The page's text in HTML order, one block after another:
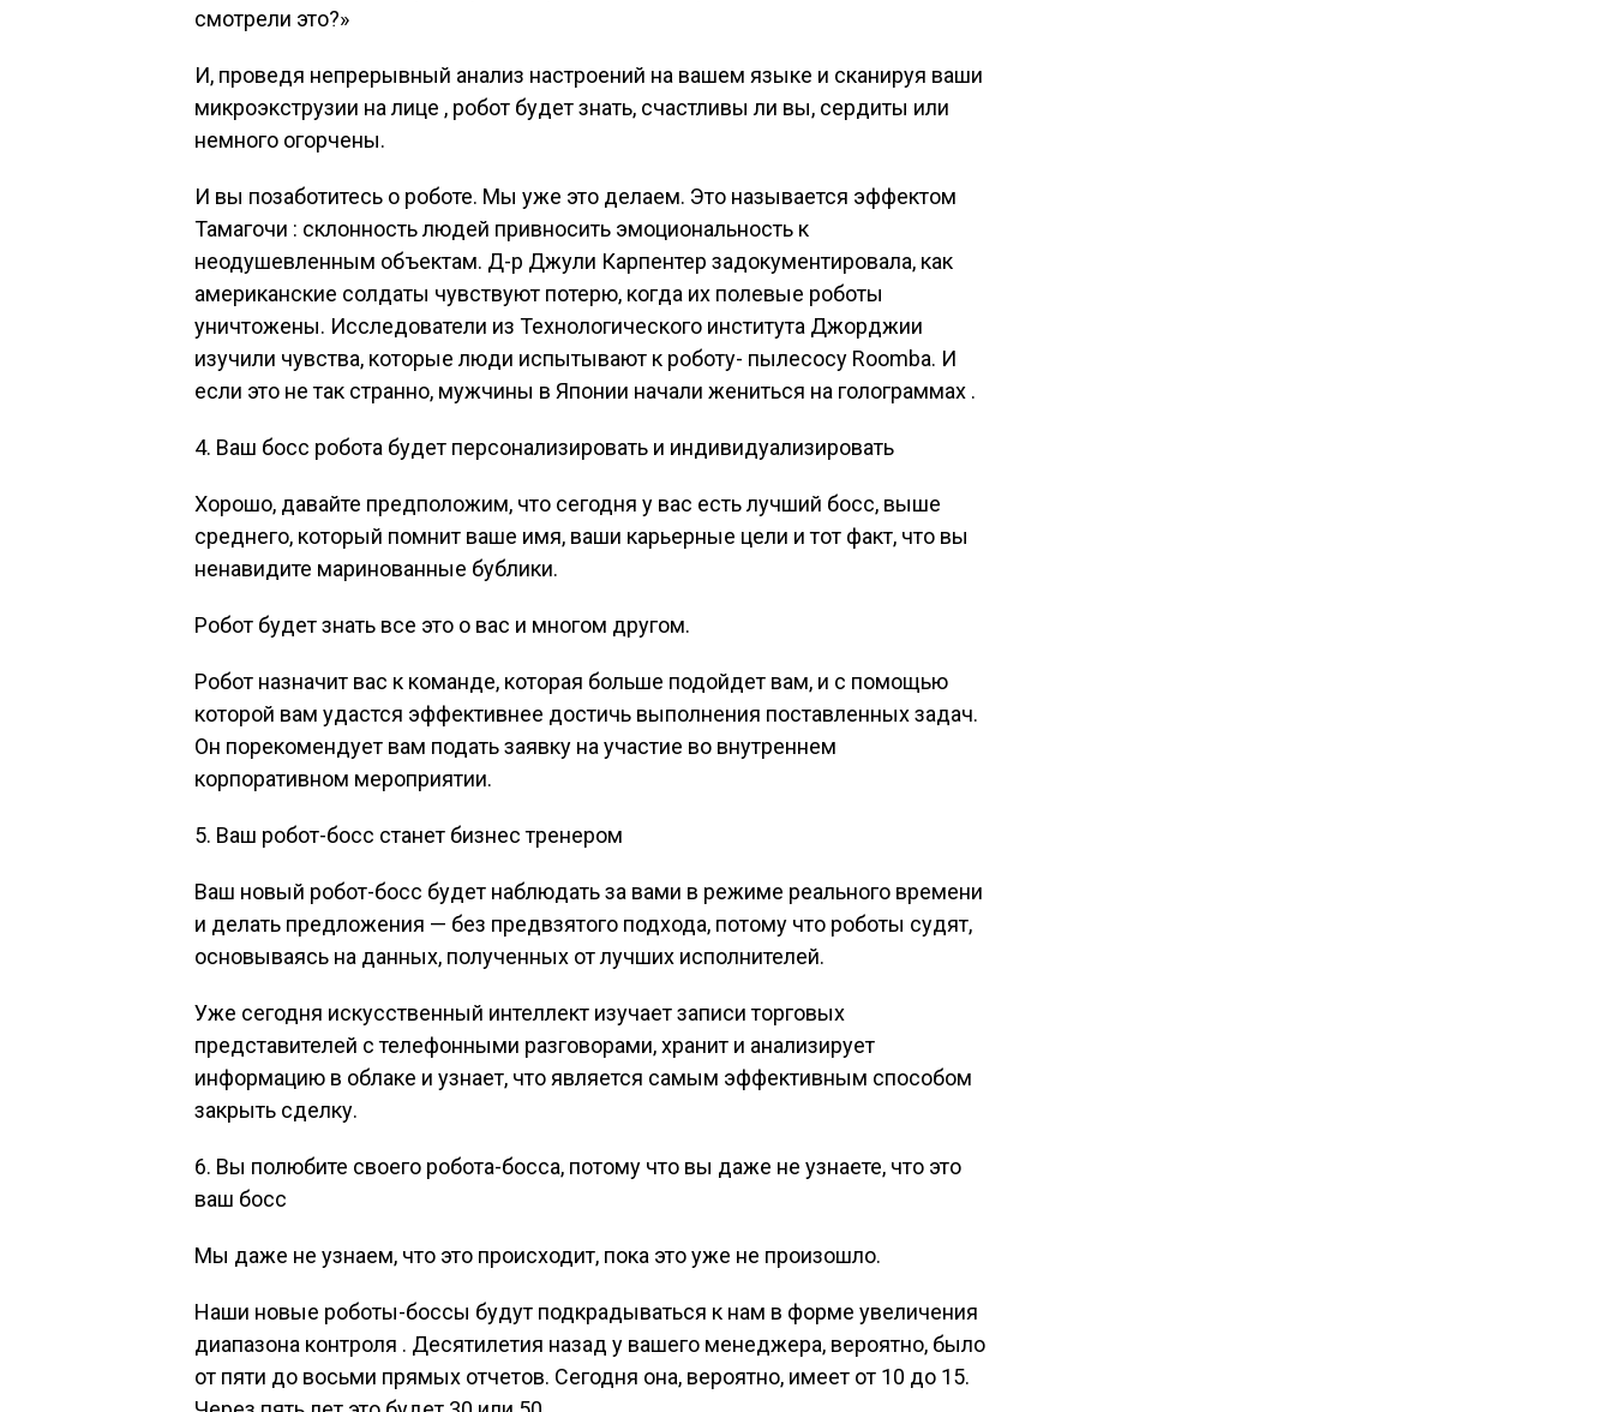
смотрели это?»
И, проведя непрерывный анализ настроений на вашем языке и сканируя ваши
микроэкструзии на лице , робот будет знать, счастливы ли вы, сердиты или
немного огорчены.
И вы позаботитесь о роботе. Мы уже это делаем. Это называется эффектом
Тамагочи : склонность людей привносить эмоциональность к
неодушевленным объектам. Д-р Джули Карпентер задокументировала, как
американские солдаты чувствуют потерю, когда их полевые роботы
уничтожены. Исследователи из Технологического института Джорджии
изучили чувства, которые люди испытывают к роботу- пылесосу Roomba. И
если это не так странно, мужчины в Японии начали жениться на голограммах .
4. Ваш босс робота будет персонализировать и индивидуализировать
Хорошо, давайте предположим, что сегодня у вас есть лучший босс, выше
среднего, который помнит ваше имя, ваши карьерные цели и тот факт, что вы
ненавидите маринованные бублики.
Робот будет знать все это о вас и многом другом.
Робот назначит вас к команде, которая больше подойдет вам, и с помощью
которой вам удастся эффективнее достичь выполнения поставленных задач.
Он порекомендует вам подать заявку на участие во внутреннем
корпоративном мероприятии.
5. Ваш робот-босс станет бизнес тренером
Ваш новый робот-босс будет наблюдать за вами в режиме реального времени
и делать предложения — без предвзятого подхода, потому что роботы судят,
основываясь на данных, полученных от лучших исполнителей.
Уже сегодня искусственный интеллект изучает записи торговых
представителей с телефонными разговорами, хранит и анализирует
информацию в облаке и узнает, что является самым эффективным способом
закрыть сделку.
6. Вы полюбите своего робота-босса, потому что вы даже не узнаете, что это
ваш босс
Мы даже не узнаем, что это происходит, пока это уже не произошло.
Наши новые роботы-боссы будут подкрадываться к нам в форме увеличения
диапазона контроля . Десятилетия назад у вашего менеджера, вероятно, было
от пяти до восьми прямых отчетов. Сегодня она, вероятно, имеет от 10 до 15.